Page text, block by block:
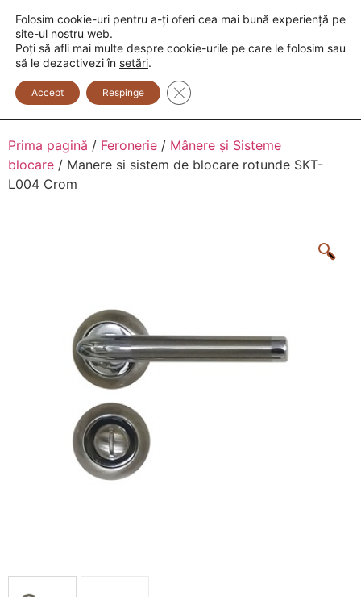
+373 600 888 33 +373 600 888 44
0
Prima pagină / Feronerie / Mânere și Sisteme
blocare / Manere si sistem de blocare rotunde SKT-
L004 Crom
Folosim cookie-uri pentru a-ți oferi cea mai bună experiență pe
site-ul nostru web.
Poți să afli mai multe despre cookie-urile pe care le folosim sau
să le dezactivezi în setări.
Accept Respinge Close GDPR Cookie Banner